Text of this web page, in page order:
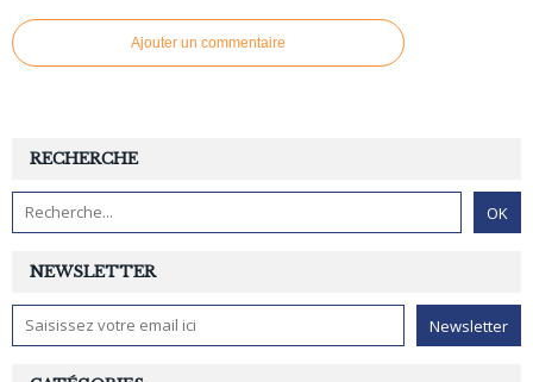
Ajouter un commentaire
NEWSLETTER
RECHERCHE